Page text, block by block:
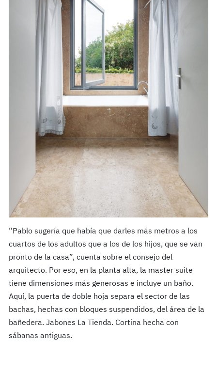
“Pablo sugería que había que darles más metros a los
cuartos de los adultos que a los de los hijos, que se van
pronto de la casa”, cuenta sobre el consejo del
arquitecto. Por eso, en la planta alta, la master suite
tiene dimensiones más generosas e incluye un baño.
Aquí, la puerta de doble hoja separa el sector de las
bachas, hechas con bloques suspendidos, del área de la
bañedera. Jabones La Tienda. Cortina hecha con
sábanas antiguas.